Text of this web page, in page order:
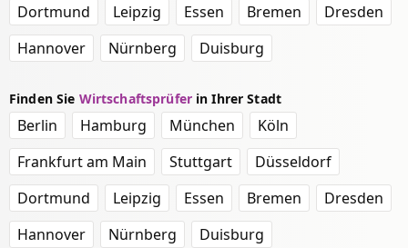
Dortmund
Leipzig Essen Bremen
Dresden
Hannover
Nürnberg Duisburg
Finden Sie Wirtschaftsprüferin Ihrer Stadt
Berlin Hamburg München
Köln
Frankfurt am Main
Stuttgart
Düsseldorf
Dortmund
Leipzig Essen Bremen
Dresden
Hannover
Nürnberg Duisburg